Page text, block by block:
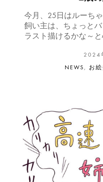
今月、25日はルーち
飼い主は、ちょっと
ラスト描けるかな～
2024
NEWS , お絵